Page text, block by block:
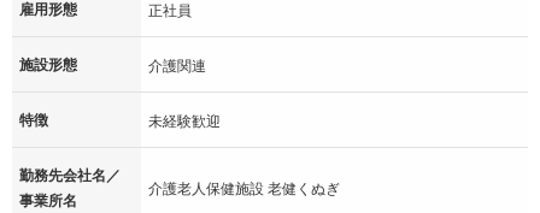
雇用形態 正社員
施設形態 介護関連
特徴 未経験歓迎
勤務先会社名／
事業所名
介護老人保健施設 老健くぬぎ